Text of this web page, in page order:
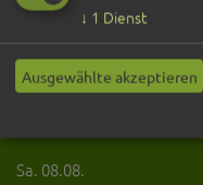
Wetter
Fr. 07.08.
Sa. 08.08.
↓ 1 Dienst
Ausgewählte akzeptieren